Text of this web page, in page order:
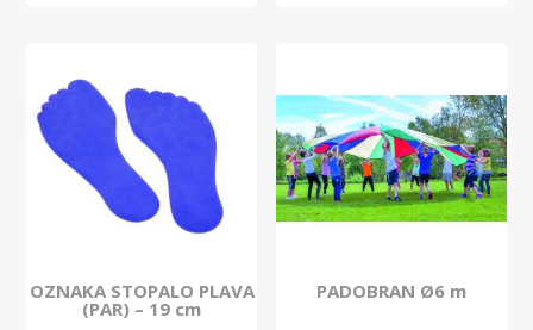
OZNAKA STOPALO PLAVA
(PAR) – 19 cm
PADOBRAN Ø6 m